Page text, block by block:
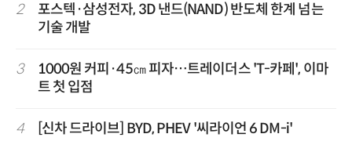
2
포스텍·삼성전자, 3D 낸드(NAND) 반도체 한계 넘는
기술 개발
3
1000원 커피·45㎝ 피자…트레이더스 'T-카페', 이마
트 첫 입점
4 [신차 드라이브] BYD, PHEV '씨라이언 6 DM-i'